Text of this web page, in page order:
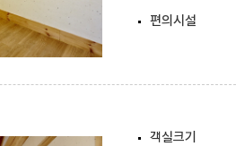
편의시설
객실크기